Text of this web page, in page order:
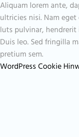
Aliquam lorem ante,
ultricies nisi. Nam
luts pulvinar,
Duis leo. Sed fringilla
pretium sem.
WordPress Cookie